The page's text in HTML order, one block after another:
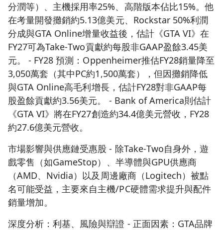
分潤等）、主機採用率25%、高階版本佔比15%。他
在考量開發攤銷約5.13億美元、Rockstar 50%利潤
分成與GTA Online增量收益後，估計《GTA VI》在
FY27可為Take‑Two貢獻約每股非GAAP盈餘3.45美
元。 - FY28 預測：Oppenheimer推估FY28銷量降至
3,050萬套（其中PC約1,500萬套），但因攤銷降低
與GTA Online高毛利增長，估計FY28對非GAAP每
股盈餘貢獻約3.56美元。 - Bank of America則估計
《GTA VI》將在FY27創造約34.4億美元營收，FY28
約27.6億美元營收。
市場影響與供應鏈受惠股 - 除Take‑Two自身外，遊
戲零售（如GameStop）、半導體與GPU供應商
（AMD、Nvidia）以及周邊廠商（Logitech）被點
名可能受益，主要來自主機/PC硬體需求提升與配件
銷量增加。
深度分析：利基、風險與辯證 - 正面因素：GTA品牌